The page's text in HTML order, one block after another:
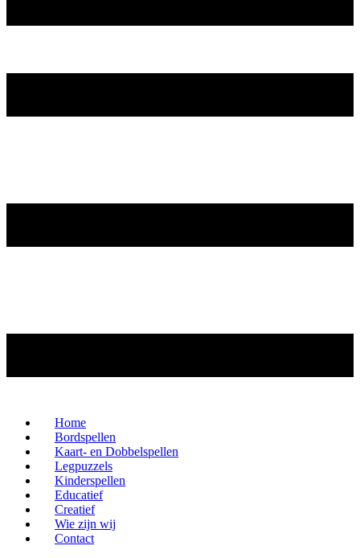
Home
Bordspellen
Kaart- en Dobbelspellen
Legpuzzels
Kinderspellen
Educatief
Creatief
Wie zijn wij
Contact